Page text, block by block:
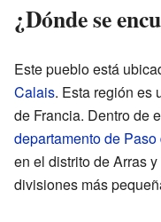
¿Dónde se
Este pueblo está
Calais. Esta región es
de Francia. Dentro de
departamento de
en el distrito de Arras
divisiones más